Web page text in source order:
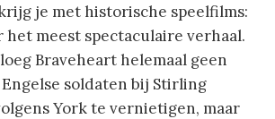
je met historische speelfilms:
het meest spectaculaire verhaal.
Braveheart helemaal geen
soldaten bij Stirling
York te vernietigen, maar